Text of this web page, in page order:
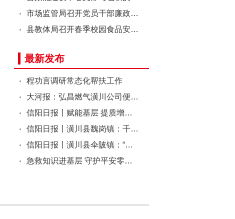
市场监管局召开党员干部廉政…
县教体局召开春季校园食品安…
最新发布
程功言调研常态化帮扶工作
大河报：弘昌燃气潢川公司便…
信阳日报丨赋能基层 提质增…
信阳日报丨潢川县魏岗镇：千…
信阳日报丨潢川县伞陂镇：“…
急救知识进基层 守护平安零…